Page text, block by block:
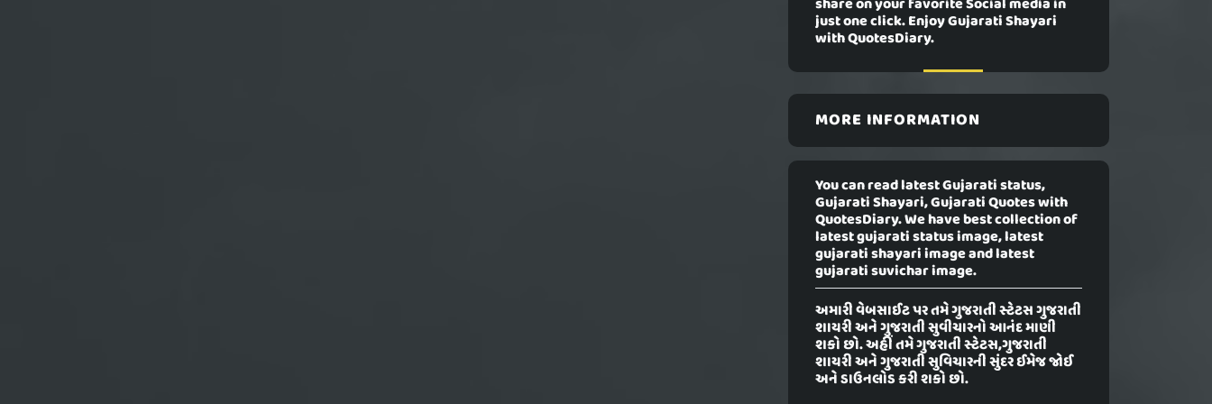
share on your favorite Social media in
just one click. Enjoy Gujarati Shayari
with QuotesDiary.
MORE INFORMATION
You can read latest Gujarati status,
Gujarati Shayari, Gujarati Quotes with
QuotesDiary. We have best collection of
latest gujarati status image, latest
gujarati shayari image and latest
gujarati suvichar image.
અમારી વેબસાઈટ પર તમે ગુજરાતી સ્ટેટસ ગુજરાતી
શાયરી અને ગુજરાતી સુવીચારનો આનંદ માણી
શકો છો. અહીં તમે ગુજરાતી સ્ટેટસ,ગુજરાતી
શાયરી અને ગુજરાતી સુવિચારની સુંદર ઈમેજ જોઈ
અને ડાઉનલોડ કરી શકો છો.